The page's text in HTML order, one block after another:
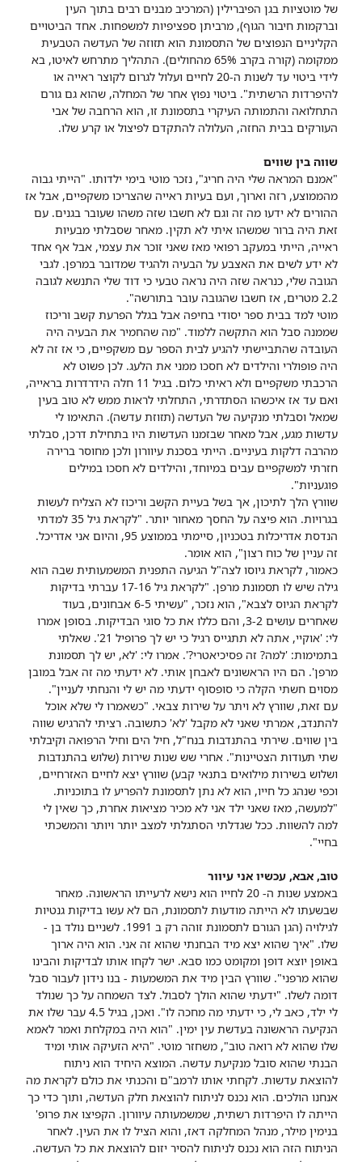
של מוטציות בגן הפיברילין (המרכיב מבנים רבים בתוך העין
וברקמות חיבור הגוף), מרביתן ספציפיות למשפחות. אחד הביטויים
הקליניים הנפוצים של התסמונת הוא תזוזה של העדשה הטבעית
ממקומה (קורה בקרב 65% מהחולים). התהליך מתרחש לאיטו, בא
לידי ביטוי עד לשנות ה-20 לחיים ועלול לגרום לקוצר ראייה או
להיפרדות הרשתית". ביטוי נפוץ אחר של המחלה, שהוא גם גורם
התחלואה והתמותה העיקרי בתסמונת זו, הוא הרחבה של אבי
העורקים בבית החזה, העלולה להתקדם לפיצול או קרע שלו.
שווה בין שווים
"אמנם המראה שלי היה חריג", נזכר מוטי בימי ילדותו. "הייתי גבוה
מהממוצע, רזה וארוך, ועם בעיות ראייה שהצריכו משקפיים, אבל אז
ההורים לא ידעו מה זה וגם לא חשבו שזה משהו שעובר בגנים. עם
זאת היה ברור שמשהו איתי לא תקין. מאחר שסבלתי מבעיות
ראייה, הייתי במעקב רפואי מאז שאני זוכר את עצמי, אבל אף אחד
לא ידע לשים את האצבע על הבעיה ולהגיד שמדובר במרפן. לגבי
הגובה שלי, כנראה שזה היה נראה טבעי כי דוד שלי התנשא לגובה
2.2 מטרים, אז חשבו שהגובה עובר בתורשה".
מוטי למד בבית ספר יסודי בחיפה אבל בגלל הפרעת קשב וריכוז
שממנה סבל הוא התקשה ללמוד. "מה שהחמיר את הבעיה היה
העובדה שהתביישתי להגיע לבית הספר עם משקפיים, כי אז זה לא
היה פופולרי והילדים לא חסכו ממני את הלעג. לכן פשוט לא
הרכבתי משקפיים ולא ראיתי כלום. בגיל 11 חלה הידרדרות בראייה,
ואם עד אז איכשהו הסתדרתי, התחלתי לראות ממש לא טוב בעין
שמאל וסבלתי מנקיעה של העדשה (תזוזת עדשה). התאימו לי
עדשות מגע, אבל מאחר שבזמנו העדשות היו בתחילת דרכן, סבלתי
מהרבה דלקות בעיניים. הייתי בסכנת עיוורון ולכן מחוסר ברירה
חזרתי למשקפיים עבים במיוחד, והילדים לא חסכו במילים
פוגעניות".
שוורץ הלך לתיכון, אך בשל בעיית הקשב וריכוז לא הצליח לעשות
בגרויות. הוא פיצה על החסך מאחור יותר. "לקראת גיל 35 למדתי
הנדסת אדריכלות בטכניון, סיימתי בממוצע 95, והיום אני אדריכל.
זה עניין של כוח רצון", הוא אומר.
כאמור, לקראת גיוסו לצה"ל הגיעה התפנית המשמעותית שבה הוא
גילה שיש לו תסמונת מרפן. "לקראת גיל 17-16 עברתי בדיקות
לקראת הגיוס לצבא", הוא נזכר, "עשיתי 6-5 אבחונים, בעוד
שאחרים עושים 3-2, והם כללו את כל סוגי הבדיקות. בסופן אמרו
לי: 'אוקיי, אתה לא תתגייס רגיל כי יש לך פרופיל 21'. שאלתי
בתמימות: 'למה? זה פסיכיאטרי?'. אמרו לי: 'לא, יש לך תסמונת
מרפן'. הם היו הראשונים לאבחן אותי. לא ידעתי מה זה אבל במובן
מסוים חשתי הקלה כי סופסוף ידעתי מה יש לי והנחתי לעניין".
עם זאת, שוורץ לא ויתר על שירות צבאי. "כשאמרו לי שלא אוכל
להתנדב, אמרתי שאני לא מקבל 'לא' כתשובה. רציתי להרגיש שווה
בין שווים. שירתי בהתנדבות בנח"ל, חיל הים וחיל הרפואה וקיבלתי
שתי תעודות הצטיינות". אחרי שש שנות שירות (שלוש בהתנדבות
ושלוש בשירות מילואים בתנאי קבע) שוורץ יצא לחיים האזרחיים,
וכפי שנהג כל חייו, הוא לא נתן לתסמונת להפריע לו בתוכניות.
"למעשה, מאז שאני ילד אני לא מכיר מציאות אחרת, כך שאין לי
למה להשוות. ככל שגדלתי הסתגלתי למצב יותר ויותר והמשכתי
בחיי".
טוב, אבא, עכשיו אני עיוור
באמצע שנות ה- 20 לחייו הוא נישא לרעייתו הראשונה. מאחר
שבשעתו לא הייתה מודעות לתסמונת, הם לא עשו בדיקות גנטיות
לגילויה (הגן הגורם לתסמונת זוהה רק ב 1991. לשניים נולד בן -
שלו. "איך שהוא יצא מיד הבחנתי שהוא זה אני. הוא היה ארוך
באופן יוצא דופן ומקומט כמו סבא. ישר לקחו אותו לבדיקות והבינו
שהוא מרפני". שוורץ הבין מיד את המשמעות - בנו נידון לעבור סבל
דומה לשלו. "ידעתי שהוא הולך לסבול. לצד השמחה על כך שנולד
לי ילד, כאב לי, כי ידעתי מה מחכה לו". ואכן, בגיל 4.5 עבר שלו את
הנקיעה הראשונה בעדשת עין ימין. "הוא היה במקלחת ואמר לאמא
שלו שהוא לא רואה טוב", משחזר מוטי. "היא הזעיקה אותי ומיד
הבנתי שהוא סובל מנקיעת עדשה. המוצא היחיד הוא ניתוח
להוצאת עדשות. לקחתי אותו לרמב"ם והכנתי את כולם לקראת מה
אנחנו הולכים. הוא נכנס לניתוח להוצאת חלק העדשה, ותוך כדי כך
הייתה לו היפרדות רשתית, שמשמעותה עיוורון. הקפיצו את פרופ'
בנימין מילר, מנהל המחלקה דאז, והוא הציל לו את העין. לאחר
הניתוח הזה הוא נכנס לניתוח להסיר יזום להוצאת את כל העדשה.